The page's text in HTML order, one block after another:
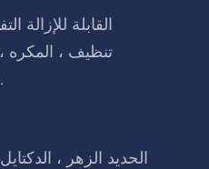
القابلة للإزالة
تنظيف ، المكره
إزعاج خط أنابيب.
الحديد الزهر ،